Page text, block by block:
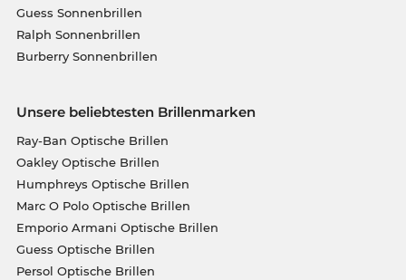
Guess Sonnenbrillen
Ralph Sonnenbrillen
Burberry Sonnenbrillen
Unsere beliebtesten Brillenmarken
Ray-Ban Optische Brillen
Oakley Optische Brillen
Humphreys Optische Brillen
Marc O Polo Optische Brillen
Emporio Armani Optische Brillen
Guess Optische Brillen
Persol Optische Brillen